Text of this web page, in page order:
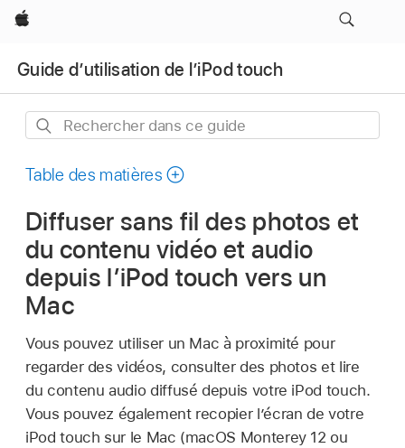
Apple
Guide d’utilisation de l’iPod touch
Rechercher
ce
Table des matières
Diffuser sans fil des photos et
du contenu vidéo et audio
depuis l’iPod touch vers un
Mac
Vous pouvez utiliser un Mac à proximité pour
regarder des vidéos, consulter des photos et lire
du contenu audio diffusé depuis votre iPod touch.
Vous pouvez également recopier l’écran de votre
iPod touch sur le Mac (macOS Monterey 12 ou